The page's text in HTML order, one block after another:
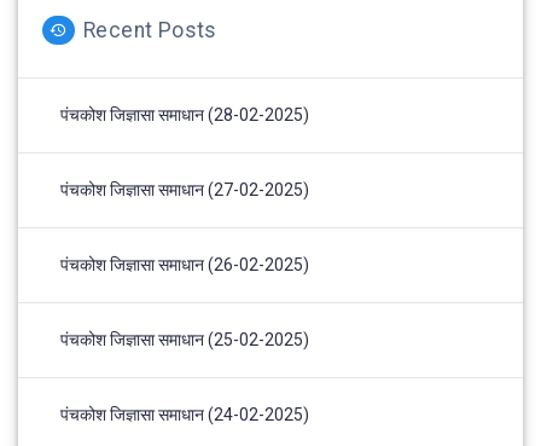
Recent Posts
पंचकोश जिज्ञासा समाधान (28-02-2025)
पंचकोश जिज्ञासा समाधान (27-02-2025)
पंचकोश जिज्ञासा समाधान (26-02-2025)
पंचकोश जिज्ञासा समाधान (25-02-2025)
पंचकोश जिज्ञासा समाधान (24-02-2025)